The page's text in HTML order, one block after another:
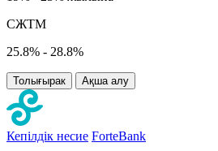
СЖТМ
25.8% - 28.8%
Толығырак Ақша алу
Кепілдік несие ForteBank